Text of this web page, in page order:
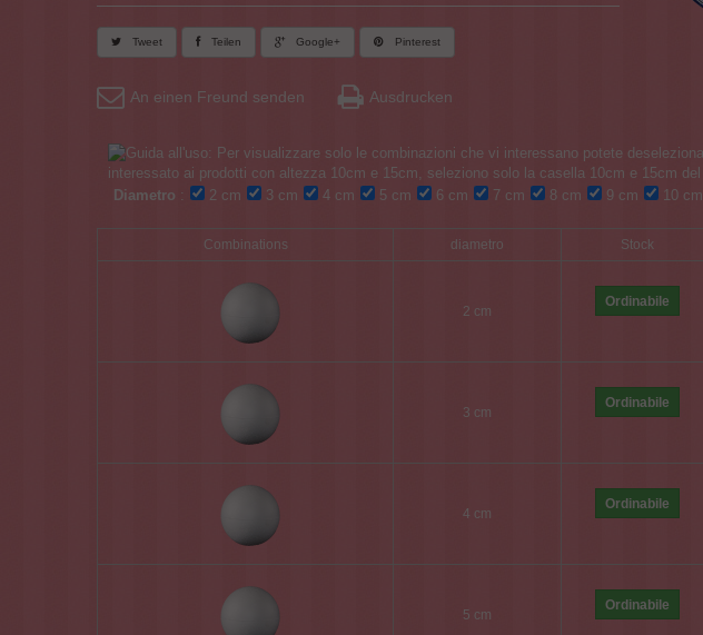
Tweet Teilen Google+ Pinterest
An einen Freund senden Ausdrucken
Diametro : 2 cm 3 cm 4 cm 5 cm 6 cm 7 cm 8 cm 9 cm 10 cm
Combinations diametro Stock
2 cm
Ordinabile
3 cm
Ordinabile
4 cm
Ordinabile
5 cm
Ordinabile